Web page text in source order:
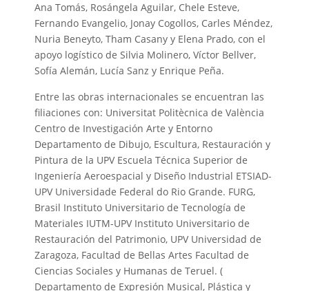
Ana Tomás, Rosángela Aguilar, Chele Esteve,
Fernando Evangelio, Jonay Cogollos, Carles Méndez,
Nuria Beneyto, Tham Casany y Elena Prado, con el
apoyo logístico de Silvia Molinero, Víctor Bellver,
Sofía Alemán, Lucía Sanz y Enrique Peña.
Entre las obras internacionales se encuentran las
filiaciones con: Universitat Politècnica de València
Centro de Investigación Arte y Entorno
Departamento de Dibujo, Escultura, Restauración y
Pintura de la UPV Escuela Técnica Superior de
Ingeniería Aeroespacial y Diseño Industrial ETSIAD-
UPV Universidade Federal do Rio Grande. FURG,
Brasil Instituto Universitario de Tecnología de
Materiales IUTM-UPV Instituto Universitario de
Restauración del Patrimonio, UPV Universidad de
Zaragoza, Facultad de Bellas Artes Facultad de
Ciencias Sociales y Humanas de Teruel. (
Departamento de Expresión Musical, Plástica y